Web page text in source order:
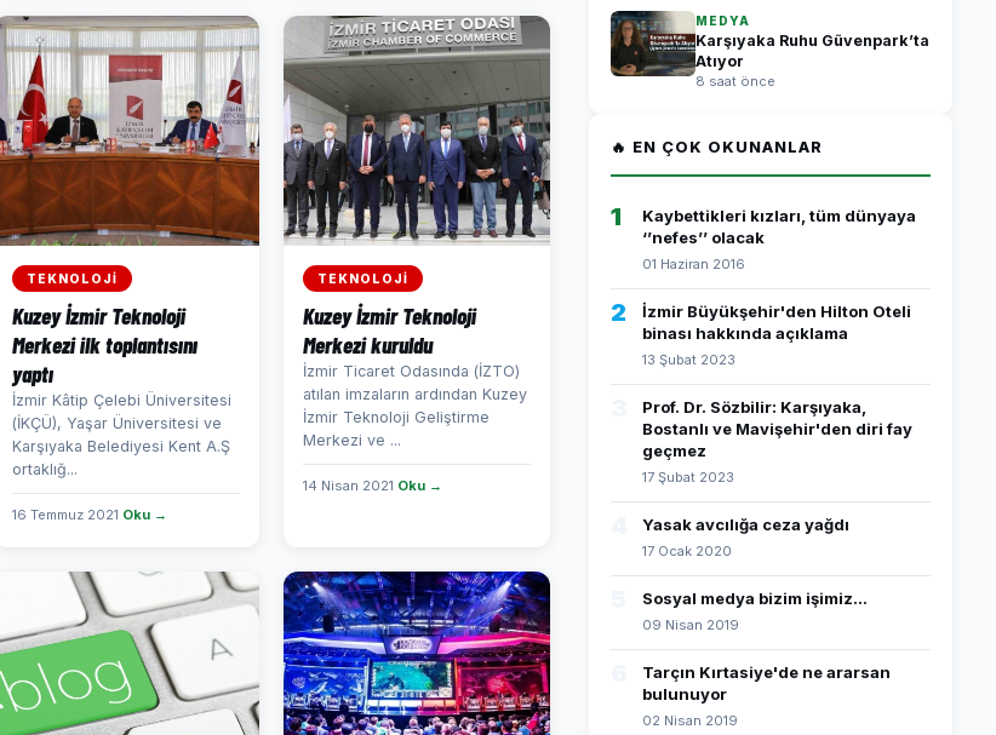
TEKNOLOJİ
Kuzey İzmir Teknoloji
Merkezi ilk toplantısını
yaptı
İzmir Kâtip Çelebi Üniversitesi
(İKÇÜ), Yaşar Üniversitesi ve
Karşıyaka Belediyesi Kent A.Ş
ortaklığ...
16 Temmuz 2021 Oku →
TEKNOLOJİ
Kuzey İzmir Teknoloji
Merkezi kuruldu
İzmir Ticaret Odasında (İZTO)
atılan imzaların ardından Kuzey
İzmir Teknoloji Geliştirme
Merkezi ve ...
14 Nisan 2021 Oku →
MEDYA
Karşıyaka Ruhu Güvenpark’ta
Atıyor
8 saat önce
🔥 EN ÇOK OKUNANLAR
1
Kaybettikleri kızları, tüm dünyaya
‘’nefes’’ olacak
01 Haziran 2016
2
İzmir Büyükşehir'den Hilton Oteli
binası hakkında açıklama
13 Şubat 2023
Prof. Dr. Sözbilir: Karşıyaka,
Bostanlı ve Mavişehir'den diri fay
geçmez
17 Şubat 2023
Yasak avcılığa ceza yağdı
17 Ocak 2020
Sosyal medya bizim işimiz...
09 Nisan 2019
Tarçın Kırtasiye'de ne ararsan
bulunuyor
02 Nisan 2019